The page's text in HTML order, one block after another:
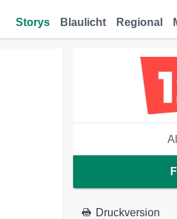
Storys Blaulicht Regional
Druckversion